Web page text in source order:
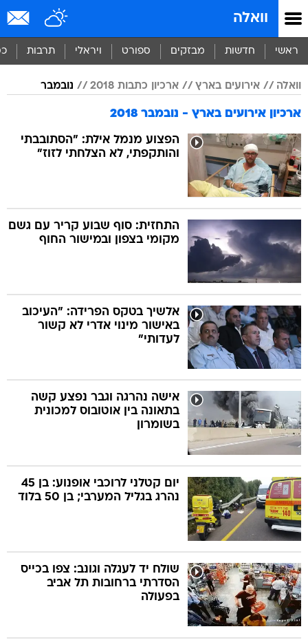
וואלה
ראשי חדשות מבזקים ספורט ויראלי תרבות
וואלה אירועים בארץ ארכיון כתבות 2018 נובמבר
ארכיון אירועים בארץ - נובמבר 2018
הפצוע מנמל אילת: "הסתובבתי
והותקפתי, לא הצלחתי לזוז"
התחזית: סוף שבוע קריר עם גשם
מקומי בצפון ובמישור החוף
אלשיך בטקס הפרידה: "העיכוב
באישור מינוי אדרי לא קשור
לעדותי"
אישה נהרגה וגבר נפצע קשה
בתאונה בין אוטובוס למכונית
בשומרון
יום קטלני לרוכבי אופנוע: בן 45
נהרג בגליל המערבי; בן 50 בלוד
שולח יד לעגלה וגונב: צפו בכייס
הסדרתי ברחובות תל אביב
בפעולה